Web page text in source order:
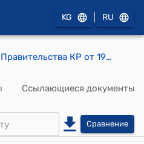
KG RU
Постановление Правительства КР от 19 июня 2006 года № 446 "О проекте Закона Кыргызской Республики «О внесении изменения в Закон Кыргызской Республики «О базовых ставках земельного налога за пользование сельскохозяйственными угодьями, приусадебными и дачными земельными участками, землями населенных пунктов и несельскохозяйственного назначения на 2005 год»
Ссылающиеся документы
Сравнение